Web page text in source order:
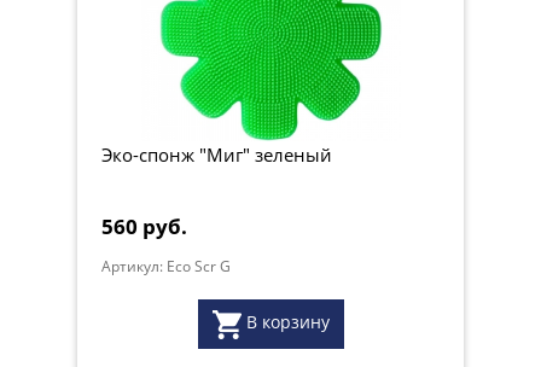
Эко-спонж "Миг" зеленый
560 руб.
Артикул: Eco Scr G
В корзину